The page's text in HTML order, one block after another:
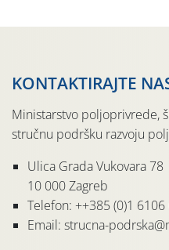
KONTAKTIRAJTE
Ministarstvo poljoprivrede,
stručnu podršku razvoju
Ulica Grada Vukovara 78
10 000 Zagreb
Telefon: ++385 (0)1 6106
Email: strucna-